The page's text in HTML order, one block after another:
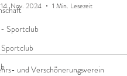
Sportclub
14. Nov. 2024 1 Min. Lesezeit
und Verschönerungsverein